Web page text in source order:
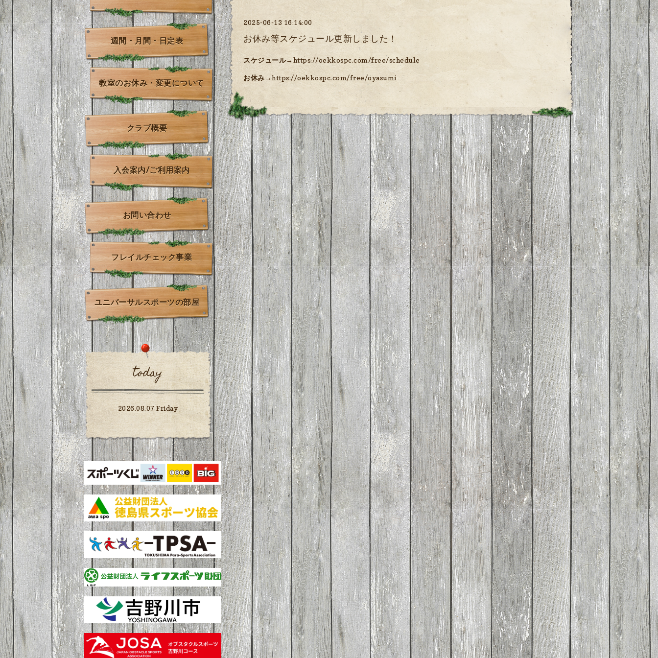
2025-06-13 16:14:00
お休み等スケジュール更新しました！
スケジュール→ https://oekkospc.com/free/schedule
お休み→https://oekkospc.com/free/oyasumi
週間・月間・日定表
教室のお休み・変更について
クラブ概要
入会案内/ご利用案内
お問い合わせ
フレイルチェック事業
ユニバーサルスポーツの部屋
today
2026.08.07 Friday